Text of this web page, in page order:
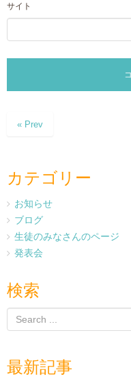
サイト
« Prev
カテゴリー
お知らせ
ブログ
生徒のみなさんのページ
発表会
検索
最新記事